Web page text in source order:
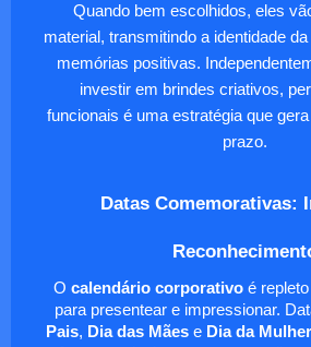
Quando bem escolhidos, eles
material, transmitindo a identidade
memórias positivas.
investir em brindes criativos,
funcionais é uma estratégia que
prazo.
Datas Comemorativas:
O calendário corporativo é
para presentear e impressionar.
Pais, Dia das Mãese Dia da Mulher